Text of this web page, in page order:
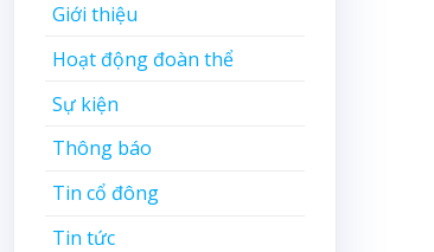
Giới thiệu
Hoạt động đoàn thể
Sự kiện
Thông báo
Tin cổ đông
Tin tức